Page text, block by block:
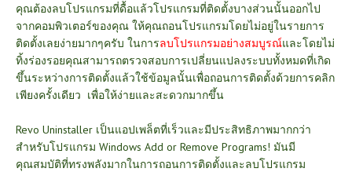
คุณต้องลบโปรแกรมที่ดื้อแล้วโปรแกรมที่ติดตั้งบางส่วนนั้นออกไป
จากคอมพิวเตอร์ของคุณ ให้คุณถอนโปรแกรมโดยไม่อยู่ในรายการ
ติดตั้งเลยง่ายมากๆครับ ในการลบโปรแกรมอย่างสมบูรณ์และโดยไม่
ทิ้งร่องรอยคุณสามารถตรวจสอบการเปลี่ยนแปลงระบบทั้งหมดที่เกิด
ขึ้นระหว่างการติดตั้งแล้วใช้ข้อมูลนั้นเพื่อถอนการติดตั้งด้วยการคลิก
เพียงครั้งเดียว เพื่อให้ง่ายและสะดวกมากขึ้น
Revo Uninstaller เป็นแอปเพล็ตที่เร็วและมีประสิทธิภาพมากกว่า
สำหรับโปรแกรม Windows Add or Remove Programs! มันมี
คุณสมบัติที่ทรงพลังมากในการถอนการติดตั้งและลบโปรแกรม